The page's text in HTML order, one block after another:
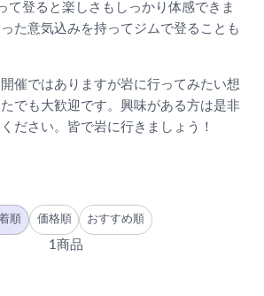
て登ると楽しさもしっかり体感できま
た意気込みを持ってジムで登ることも
催ではありますが岩に行ってみたい想
でも大歓迎です。興味がある方は是非
ださい。皆で岩に行きましょう！
順 価格順 おすすめ順
1商品